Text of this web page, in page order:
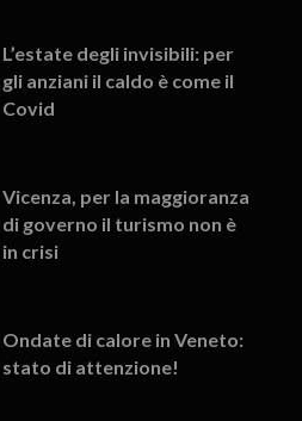
L’estate degli invisibili: per
gli anziani il caldo è come il
Covid
Vicenza, per la maggioranza
di governo il turismo non è
in crisi
Ondate di calore in Veneto:
stato di attenzione!